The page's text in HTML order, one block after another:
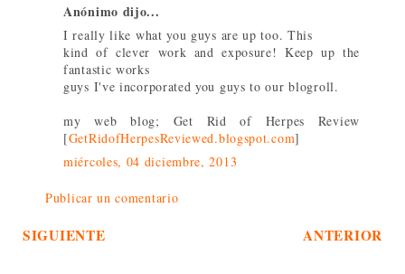
Anónimo dijo...
I really like what you guys are up too. This
kind of clever work and exposure! Keep up the
fantastic works
guys I've incorporated you guys to our blogroll.
my web blog; Get Rid of Herpes Review
[GetRidofHerpesReviewed.blogspot.com]
miércoles, 04 diciembre, 2013
Publicar un comentario
SIGUIENTE ANTERIOR